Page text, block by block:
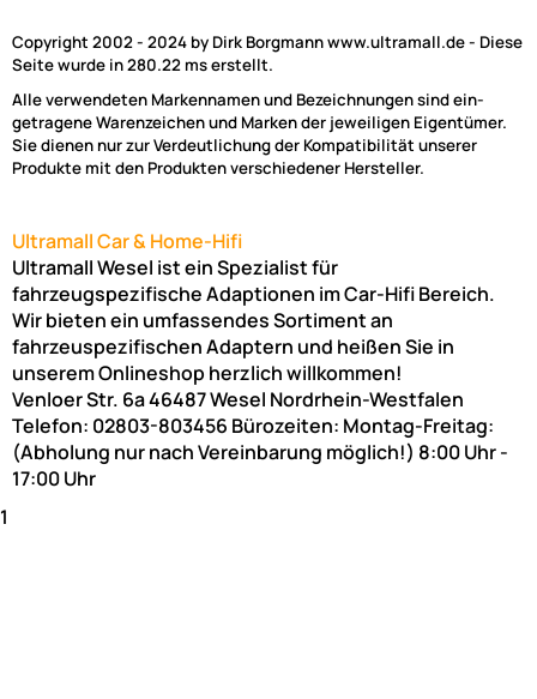
Copyright 2002 - 2024 by Dirk Borgmann www.ultramall.de - Diese
Seite wurde in 280.22 ms erstellt.
Alle verwendeten Markennamen und Bezeichnungen sind ein-
getragene Warenzeichen und Marken der jeweiligen Eigentümer.
Sie dienen nur zur Verdeutlichung der Kompatibilität unserer
Produkte mit den Produkten verschiedener Hersteller.
Ultramall Car & Home-Hifi
Ultramall Wesel ist ein Spezialist für
fahrzeugspezifische Adaptionen im Car-Hifi Bereich.
Wir bieten ein umfassendes Sortiment an
fahrzeuspezifischen Adaptern und heißen Sie in
unserem Onlineshop herzlich willkommen!
Venloer Str. 6a46487Wesel Nordrhein-Westfalen
Telefon: 02803-803456 Bürozeiten: Montag-Freitag:
(Abholung nur nach Vereinbarung möglich!) 8:00 Uhr -
17:00 Uhr
1